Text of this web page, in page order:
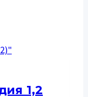
1,2